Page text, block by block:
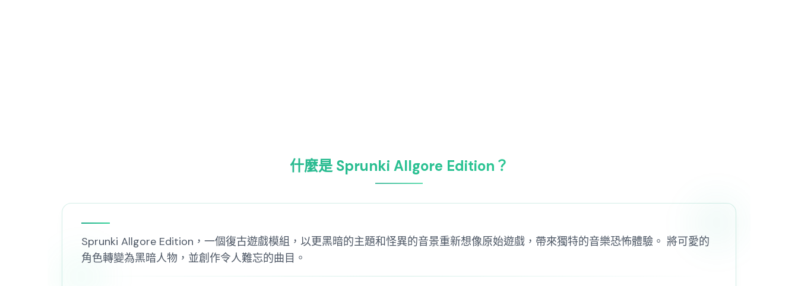
什麼是 Sprunki Allgore Edition？
Sprunki Allgore Edition，一個復古遊戲模組，以更黑暗的主題和怪異的音景重新想像原始遊戲，帶來獨特的音樂恐怖體驗。 將可愛的
角色轉變為黑暗人物，並創作令人難忘的曲目。